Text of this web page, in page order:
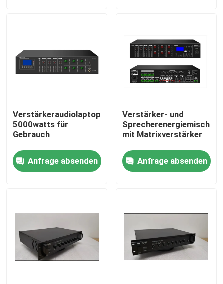
Videos
Fabrik-Ausflug
Qualitätskontrolle
Nachrichten
Fälle
Verstärkeraudiolaptopverstärker
5000watts für
Gebrauch
Anfrage absenden
Verstärker- und
Sprecherenergiemischer
mit Matrixverstärker
Anfrage absenden